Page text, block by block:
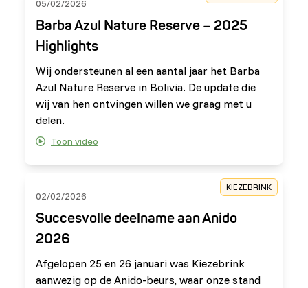
05/02/2026
Barba Azul Nature Reserve – 2025
Highlights
Wij ondersteunen al een aantal jaar het Barba
Azul Nature Reserve in Bolivia. De update die
wij van hen ontvingen willen we graag met u
delen.
Toon video
KIEZEBRINK
02/02/2026
Succesvolle deelname aan Anido
2026
Afgelopen 25 en 26 januari was Kiezebrink
aanwezig op de Anido-beurs, waar onze stand